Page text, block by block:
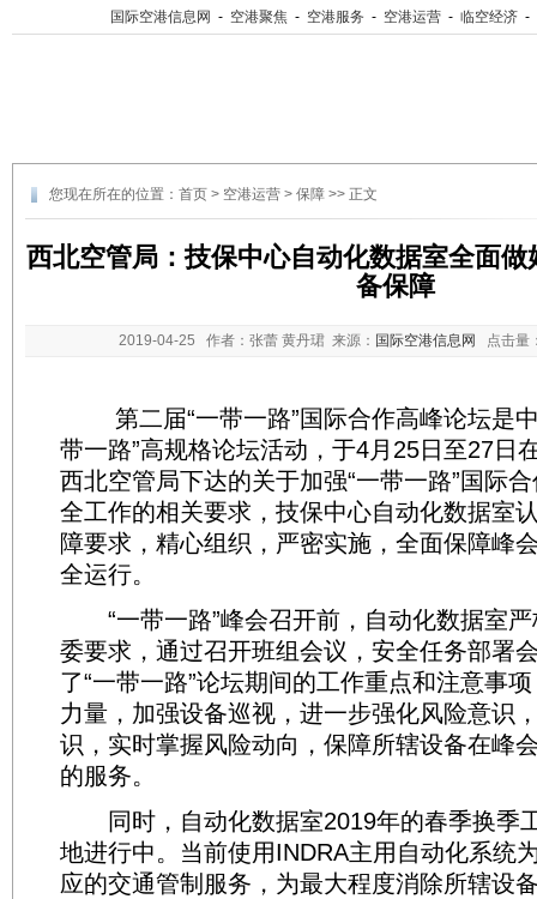
国际空港信息网 - 空港聚焦 - 空港服务 - 空港运营 - 临空经济 -
您现在所在的位置： 首页 > 空港运营 > 保障 >> 正文
西北空管局：技保中心自动化数据室全面做
备保障
2019-04-25 作者：张蕾 黄丹珺 来源： 国际空港信息网 点击量
第二届“一带一路”国际合作高峰论坛是中
带一路”高规格论坛活动，于4月25日至27日
西北空管局下达的关于加强“一带一路”国际
全工作的相关要求，技保中心自动化数据室
障要求，精心组织，严密实施，全面保障峰
全运行。
“一带一路”峰会召开前，自动化数据室严
委要求，通过召开班组会议，安全任务部署
了“一带一路”论坛期间的工作重点和注意事
力量，加强设备巡视，进一步强化风险意识
识，实时掌握风险动向，保障所辖设备在峰
的服务。
同时，自动化数据室2019年的春季换季
地进行中。当前使用INDRA主用自动化系统
应的交通管制服务，为最大程度消除所辖设